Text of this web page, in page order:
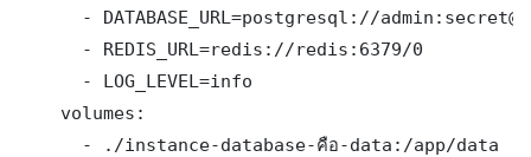
- DATABASE_URL=postgresql://
      - REDIS_URL=redis://redis:6379/0
      - LOG_LEVEL=info
    volumes:
      - ./instance-database-คือ-data:/app/data